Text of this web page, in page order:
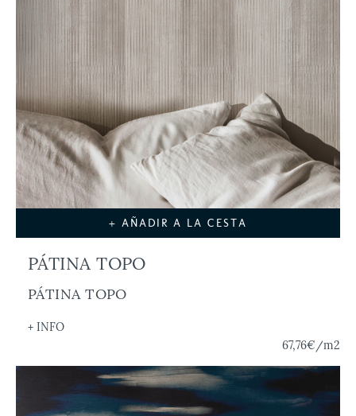
+ AÑADIR A LA CESTA
PÁTINA TOPO
PÁTINA TOPO
+ INFO
67,76€/m2